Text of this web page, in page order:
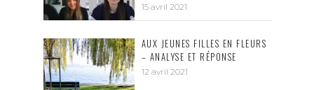
15 avril 2021
AUX JEUNES FILLES EN FLEURS
– ANALYSE ET RÉPONSE
12 avril 2021